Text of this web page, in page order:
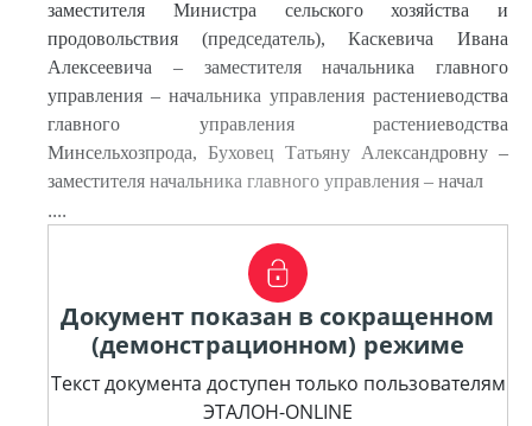
заместителя Министра сельского хозяйства и
продовольствия (председатель), Каскевича Ивана
Алексеевича – заместителя начальника главного
управления – начальника управления растениеводства
главного управления растениеводства
Минсельхозпрода, Буховец Татьяну Александровну –
заместителя начальника главного управления – начал
....
Документ показан в сокращенном
(демонстрационном) режиме
Текст документа доступен только пользователям
ЭТАЛОН-ONLINE